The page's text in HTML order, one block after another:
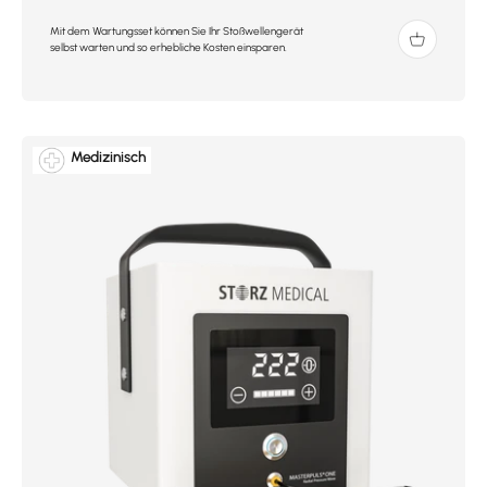
Mit dem Wartungsset können Sie Ihr Stoßwellengerät
selbst warten und so erhebliche Kosten einsparen.
Medizinisch